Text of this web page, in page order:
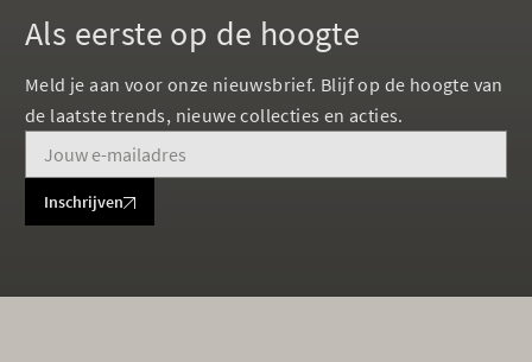
Als eerste op de hoogte
Meld je aan voor onze nieuwsbrief. Blijf op de hoogte van
de laatste trends, nieuwe collecties en acties.
Inschrijven